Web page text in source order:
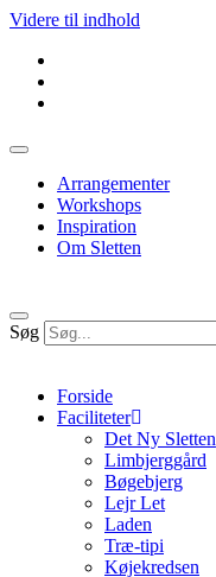
Videre til indhold
Arrangementer
Workshops
Inspiration
Om Sletten
Søg
Forside
Faciliteter
Det Ny Sletten
Limbjerggård
Bøgebjerg
Lejr Let
Laden
Træ-tipi
Køjekredsen